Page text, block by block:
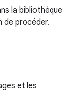
la bibliothèque
de procéder.
et les